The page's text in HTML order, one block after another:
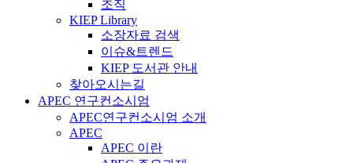
조직
KIEP Library
소장자료 검색
이슈&트렌드
KIEP 도서관 안내
찾아오시는길
APEC 연구컨소시엄
APEC연구컨소시엄 소개
APEC
APEC 이란